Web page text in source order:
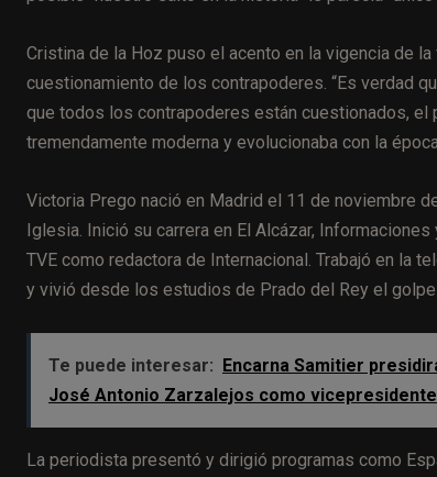
Cristina de la Hoz puso el acento en la vigencia de
cuestionamiento de los contrapoderes. “Es verdad
que todos los contrapoderes están cuestionados, el
tremendamente moderna y evolucionaba con la
Victoria Prego nació en Madrid el 11 de noviembre
Iglesia. Inició su carrera en El Alcázar,
TVE como redactora de Internacional. Trabajó en la
y vivió desde los estudios de Prado del Rey el
Te puede interesar:
Encarna Samitier
José Antonio Zarzalejos como vicepresidente
La periodista presentó y dirigió programas como